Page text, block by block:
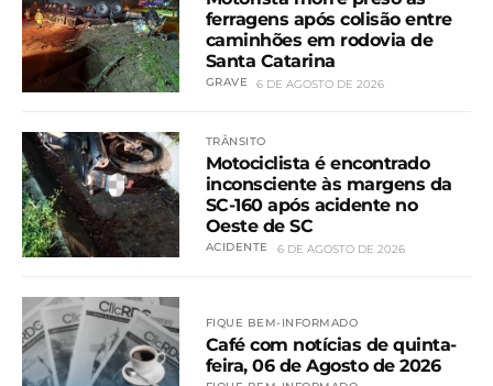
ferragens após colisão entre
caminhões em rodovia de
Santa Catarina
GRAVE 6 DE AGOSTO DE 2026
TRÂNSITO
Motociclista é encontrado
inconsciente às margens da
SC-160 após acidente no
Oeste de SC
ACIDENTE 6 DE AGOSTO DE 2026
FIQUE BEM-INFORMADO
Café com notícias de quinta-
feira, 06 de Agosto de 2026